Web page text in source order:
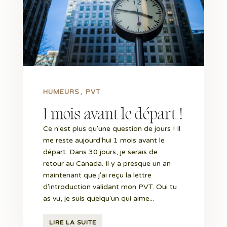
1 mois avant le départ !
HUMEURS PVT
Ce n'est plus qu'une question de jours ! Il
me reste aujourd'hui 1 mois avant le
départ. Dans 30 jours, je serais de
retour au Canada. Il y a presque un an
maintenant que j'ai reçu la lettre
d'introduction validant mon PVT. Oui tu
as vu, je suis quelqu'un qui aime...
LIRE LA SUITE